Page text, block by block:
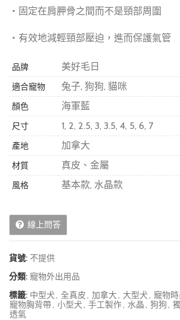
・固定在肩胛骨之間而不是頸部周圍
・有效地減輕頸部壓迫，進而保護氣管
品牌 美好毛日
適合寵物 兔子, 狗狗, 貓咪
顏色 海軍藍
尺寸 1, 2, 2.5, 3, 3.5, 4, 5, 6, 7
產地 加拿大
材質 真皮、金屬
風格 基本款, 水晶款
線上問答
貨號: 不提供
分類: 寵物外出用品
標籤: 中型犬, 全真皮, 加拿大, 大型犬, 寵物
寵物胸背帶, 小型犬, 手工製作, 水晶, 狗狗,
透氣